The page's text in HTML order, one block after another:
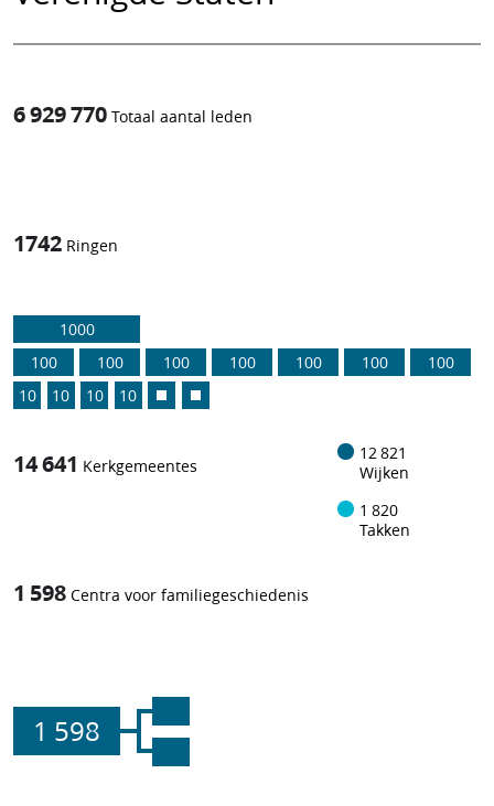
6 929 770 Totaal aantal leden
1742 Ringen
1000
100
100 100 100 100 100
100
10
10 10 10
14 641 Kerkgemeentes
12 821
Wijken
1 820
Takken
1 598 Centra voor familiegeschiedenis
1 598